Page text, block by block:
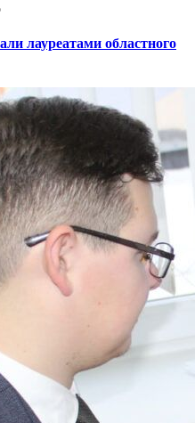
лауреатами областного